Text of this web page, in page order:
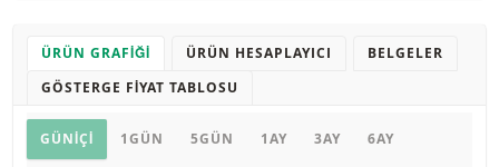
ÜRÜN GRAFIĞI ÜRÜN HESAPLAYICI
BELGELER
GÖSTERGE FIYAT TABLOSU
Ürün grafiği
GÜNIÇI 1GÜN 5GÜN 1AY 3AY 6AY